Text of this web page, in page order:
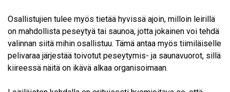
Osallistujien tulee myös tietää hyvissä ajoin, milloin leirillä
on mahdollista peseytyä tai saunoa, jotta jokainen voi tehdä
valinnan siitä mihin osallistuu. Tämä antaa myös tiimiläiselle
pelivaraa järjestää toivotut peseytymis- ja saunavuorot, sillä
kiireessä näitä on ikävä alkaa organisoimaan.